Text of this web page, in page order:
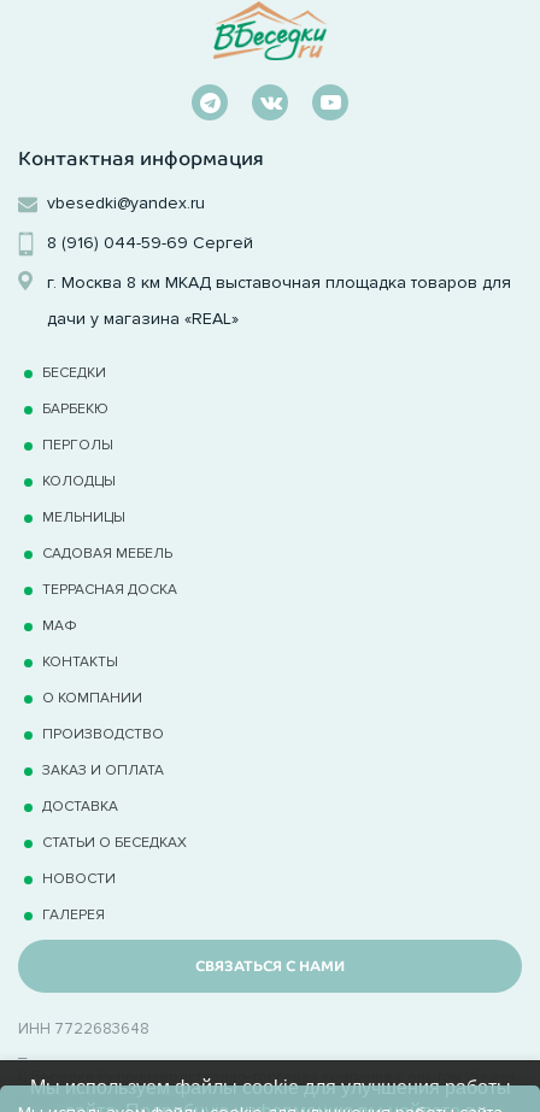
Контактная информация
vbesedki@yandex.ru
8 (916) 044-59-69 Сергей
г. Москва 8 км МКАД выставочная площадка товаров для
дачи у магазина «REAL»
БЕСЕДКИ
БАРБЕКЮ
ПЕРГОЛЫ
КОЛОДЦЫ
МЕЛЬНИЦЫ
САДОВАЯ МЕБЕЛЬ
ТЕРРАCНАЯ ДОСКА
МАФ
КОНТАКТЫ
О КОМПАНИИ
ПРОИЗВОДСТВО
ЗАКАЗ И ОПЛАТА
ДОСТАВКА
СТАТЬИ О БЕСЕДКАХ
НОВОСТИ
ГАЛЕРЕЯ
СВЯЗАТЬСЯ С НАМИ
ИНН 7722683648
В Беседки.Ру производственно-торговая компания с опытом 15+ лет
Мы используем файлы cookie для улучшения работы